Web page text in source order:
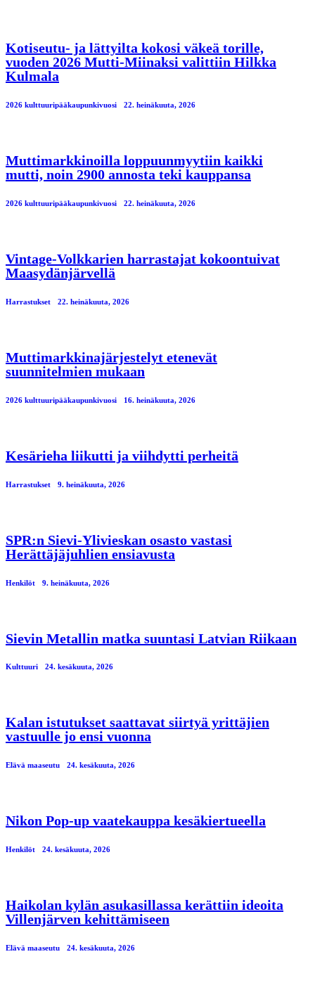
Kotiseutu- ja lättyilta kokosi väkeä torille,
vuoden 2026 Mutti-Miinaksi valittiin Hilkka
Kulmala
2026 kulttuuripääkaupunkivuosi 22. heinäkuuta, 2026
Muttimarkkinoilla loppuunmyytiin kaikki
mutti, noin 2900 annosta teki kauppansa
2026 kulttuuripääkaupunkivuosi 22. heinäkuuta, 2026
Vintage-Volkkarien harrastajat kokoontuivat
Maasydänjärvellä
Harrastukset 22. heinäkuuta, 2026
Muttimarkkinajärjestelyt etenevät
suunnitelmien mukaan
2026 kulttuuripääkaupunkivuosi 16. heinäkuuta, 2026
Kesärieha liikutti ja viihdytti perheitä
Harrastukset 9. heinäkuuta, 2026
SPR:n Sievi-Ylivieskan osasto vastasi
Herättäjäjuhlien ensiavusta
Henkilöt 9. heinäkuuta, 2026
Sievin Metallin matka suuntasi Latvian Riikaan
Kulttuuri 24. kesäkuuta, 2026
Kalan istutukset saattavat siirtyä yrittäjien
vastuulle jo ensi vuonna
Elävä maaseutu 24. kesäkuuta, 2026
Nikon Pop-up vaatekauppa kesäkiertueella
Henkilöt 24. kesäkuuta, 2026
Haikolan kylän asukasillassa kerättiin ideoita
Villenjärven kehittämiseen
Elävä maaseutu 24. kesäkuuta, 2026